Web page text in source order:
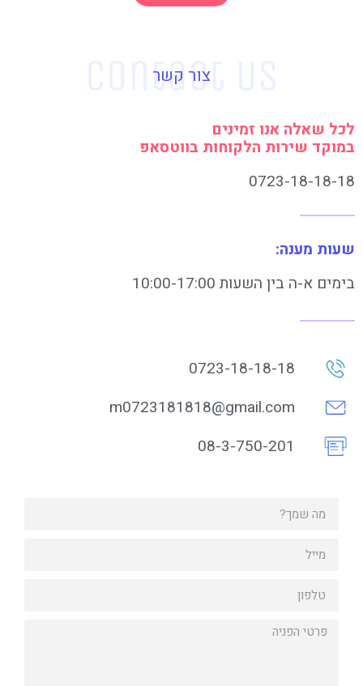
צור קשר
לכל שאלה אנו זמינים
במוקד שירות הלקוחות בווטסאפ
0723-18-18-18
שעות מענה:
בימים א-ה בין השעות 10:00-17:00
0723-18-18-18
m0723181818@gmail.com
08-3-750-201